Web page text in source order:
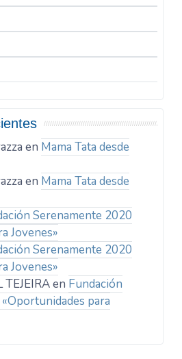
en Mama Tata desde
en Mama Tata desde
Serenamente 2020
Jovenes»
Serenamente 2020
Jovenes»
TEJEIRAen Fundación
para